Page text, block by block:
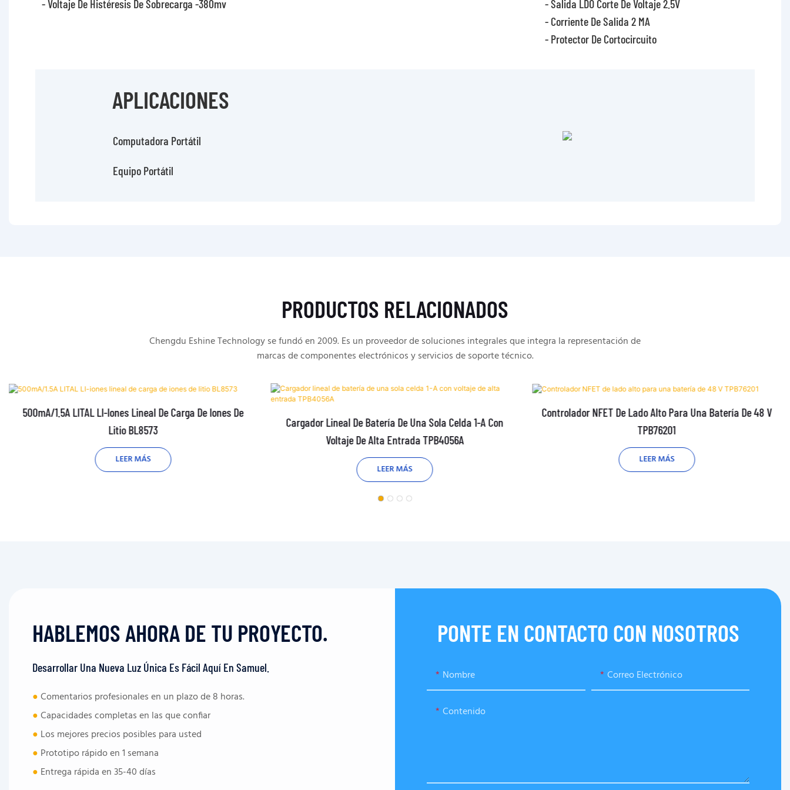
- Voltaje De Histéresis De Sobrecarga -380mv
- Salida LDO Corte De Voltaje 2.5V
- Corriente De Salida 2 MA
- Protector De Cortocircuito
APLICACIONES
Computadora Portátil
Equipo Portátil
PRODUCTOS RELACIONADOS
Chengdu Eshine Technology se fundó en 2009. Es un proveedor de soluciones integrales que integra la representación de
marcas de componentes electrónicos y servicios de soporte técnico.
500mA/1.5A LITAL LI-Iones Lineal De Carga De Iones De
Litio BL8573
LEER MÁS
Cargador Lineal De Batería De Una Sola Celda 1-A Con
Voltaje De Alta Entrada TPB4056A
LEER MÁS
Controlador NFET De Lado Alto Para Una Batería De 48 V
TPB76201
LEER MÁS
HABLEMOS AHORA DE TU PROYECTO.
Desarrollar Una Nueva Luz Única Es Fácil Aquí En Samuel.
●Comentarios profesionales en un plazo de 8 horas.
●Capacidades completas en las que confiar
● Los mejores precios posibles para usted
● Prototipo rápido en 1 semana
● Entrega rápida en 35-40 días
PONTE EN CONTACTO CON NOSOTROS
Nombre Correo Electrónico
Contenido